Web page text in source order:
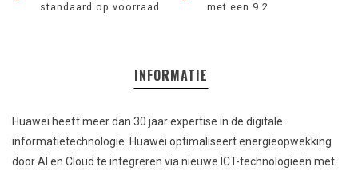
standaard op voorraad
met een 9.2
INFORMATIE
Huawei heeft meer dan 30 jaar expertise in de digitale
informatietechnologie. Huawei optimaliseert energieopwekking
door AI en Cloud te integreren via nieuwe ICT-technologieën met